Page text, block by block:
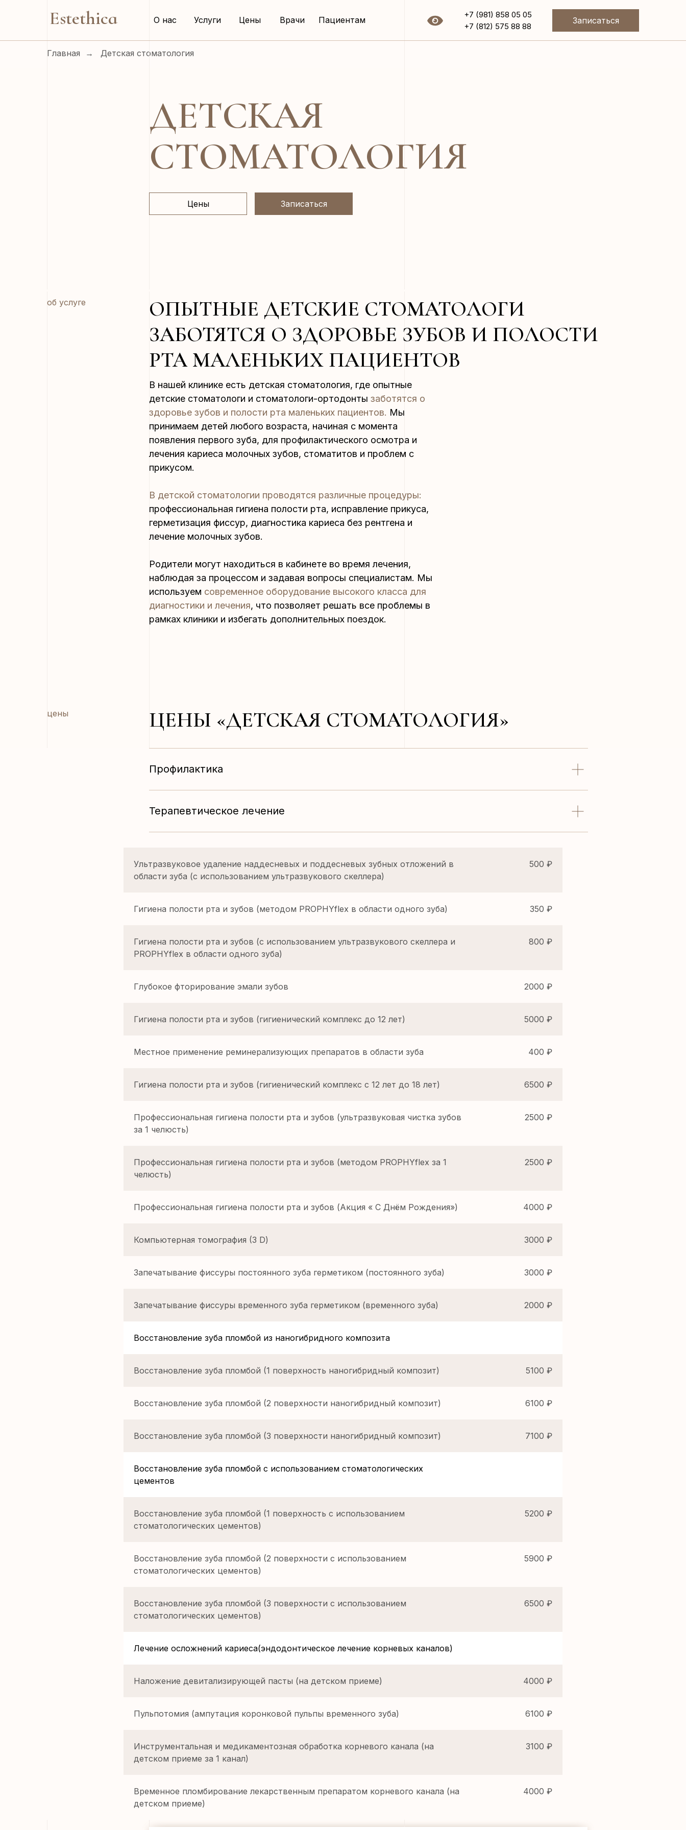
Estethica Записаться
Услуги
О нас Цены Врачи Пациентам
+7 (981) 858 05 05
+7 (812) 575 88 88
Главная → Детская стоматология
ДЕТСКАЯ
СТОМАТОЛОГИЯ
Цены Записаться
об услуге
ОПЫТНЫЕ ДЕТСКИЕ СТОМАТОЛОГИ
ЗАБОТЯТСЯ О ЗДОРОВЬЕ ЗУБОВ И ПОЛОСТИ
РТА МАЛЕНЬКИХ ПАЦИЕНТОВ
В нашей клинике есть детская стоматология, где опытные
детские стоматологи и стоматологи-ортодонты заботятся о
здоровье зубов и полости рта маленьких пациентов. Мы
принимаем детей любого возраста, начиная с момента
появления первого зуба, для профилактического осмотра и
лечения кариеса молочных зубов, стоматитов и проблем с
прикусом.
В детской стоматологии проводятся различные процедуры:
профессиональная гигиена полости рта, исправление прикуса,
герметизация фиссур, диагностика кариеса без рентгена и
лечение молочных зубов.
Родители могут находиться в кабинете во время лечения,
наблюдая за процессом и задавая вопросы специалистам. Мы
используем современное оборудование высокого класса для
диагностики и лечения, что позволяет решать все проблемы в
рамках клиники и избегать дополнительных поездок.
цены ЦЕНЫ «ДЕТСКАЯ СТОМАТОЛОГИЯ»
Профилактика
Терапевтическое лечение
Ультразвуковое удаление наддесневых и поддесневых зубных отложений в
области зуба (с использованием ультразвукового скеллера)
500 ₽
Гигиена полости рта и зубов (методом PROPHYflex в области одного зуба) 350 ₽
Гигиена полости рта и зубов (с использованием ультразвукового скеллера и
PROPHYflex в области одного зуба)
800 ₽
Глубокое фторирование эмали зубов 2000 ₽
Гигиена полости рта и зубов (гигиенический комплекс до 12 лет) 5000 ₽
Местное применение реминерализующих препаратов в области зуба 400 ₽
Гигиена полости рта и зубов (гигиенический комплекс с 12 лет до 18 лет) 6500 ₽
Профессиональная гигиена полости рта и зубов (ультразвуковая чистка зубов
за 1 челюсть)
2500 ₽
Профессиональная гигиена полости рта и зубов (методом PROPHYflex за 1
челюсть)
2500 ₽
Профессиональная гигиена полости рта и зубов (Акция « С Днём Рождения») 4000 ₽
Компьютерная томография (3 D) 3000 ₽
Запечатывание фиссуры постоянного зуба герметиком (постоянного зуба) 3000 ₽
Запечатывание фиссуры временного зуба герметиком (временного зуба) 2000 ₽
Восстановление зуба пломбой из наногибридного композита
Восстановление зуба пломбой (1 поверхность наногибридный композит) 5100 ₽
Восстановление зуба пломбой (2 поверхности наногибридный композит) 6100 ₽
Восстановление зуба пломбой (3 поверхности наногибридный композит) 7100 ₽
Восстановление зуба пломбой с использованием стоматологических
цементов
Восстановление зуба пломбой (1 поверхность с использованием
стоматологических цементов)
5200 ₽
Восстановление зуба пломбой (2 поверхности с использованием
стоматологических цементов)
5900 ₽
Восстановление зуба пломбой (3 поверхности с использованием
стоматологических цементов)
6500 ₽
Лечение осложнений кариеса(эндодонтическое лечение корневых каналов)
Наложение девитализирующей пасты (на детском приеме) 4000 ₽
Пульпотомия (ампутация коронковой пульпы временного зуба) 6100 ₽
Инструментальная и медикаментозная обработка корневого канала (на
детском приеме за 1 канал)
3100 ₽
Временное пломбирование лекарственным препаратом корневого канала (на
детском приеме)
4000 ₽